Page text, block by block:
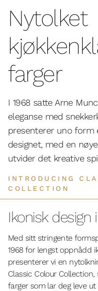
Nytolket
farger
I 1968 satte Arne
eleganse med
presenterer uno form
designet, med en
utvider det kreative
INTRODUCING
COLLECTION
Ikonisk design
Med sitt stringente
1968 for lengst oppnådd
presenterer vi en
Classic Colour
farger som lar deg leve